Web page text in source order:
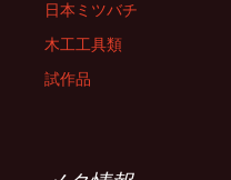
日本ミツバチ
木工工具類
試作品